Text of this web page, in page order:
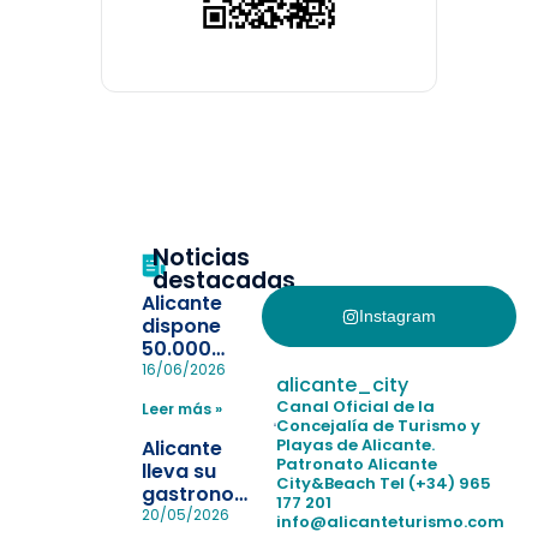
Noticias
destacadas
Alicante
dispone
50.000
pulseras
la
pérdida de niños
en las
playas y
realiza con
éxito un
16/06/2026
Leer más »
Alicante
lleva su
gastronomía
a Madrid
20/05/2026
Instagram
alicante_city
Canal Oficial de la
Concejalía de Turismo y
Playas de Alicante.
Patronato Alicante
City&Beach Tel (+34) 965
177 201
info@alicanteturismo.com